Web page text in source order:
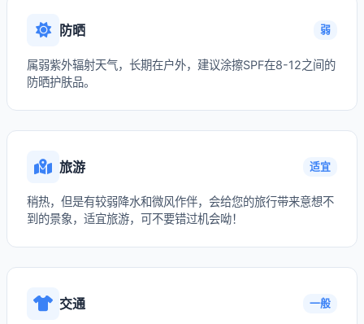
防晒 弱
属弱紫外辐射天气，长期在户外，建议涂擦SPF在8-12之间的
防晒护肤品。
旅游 适宜
稍热，但是有较弱降水和微风作伴，会给您的旅行带来意想不
到的景象，适宜旅游，可不要错过机会呦！
交通 一般